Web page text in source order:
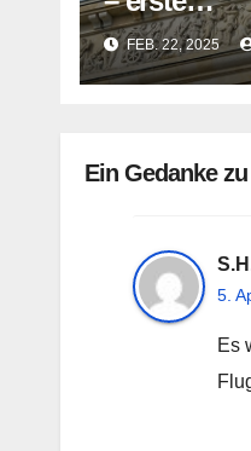
Prognosen
Abend
FEB. 22, 2025
Ein Gedanke
5.
Es